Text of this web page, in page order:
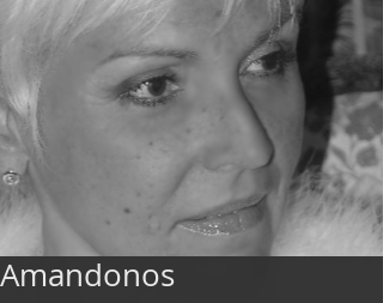
Amandonos